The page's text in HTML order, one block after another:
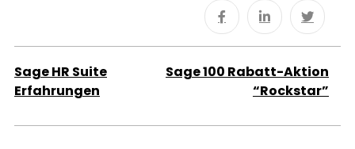
Sage HR Suite
Erfahrungen
Sage 100 Rabatt-Aktion
“Rockstar”